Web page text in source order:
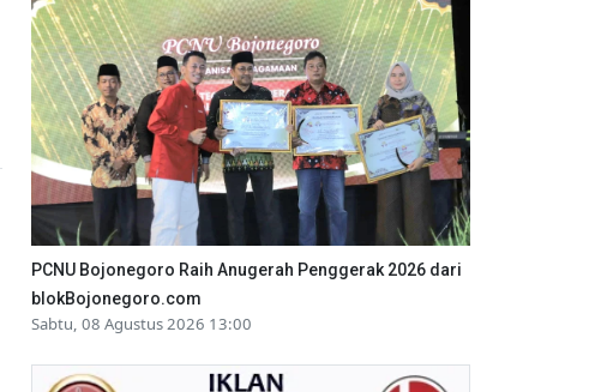
PCNU Bojonegoro Raih Anugerah Penggerak 2026 dari
blokBojonegoro.com
Sabtu, 08 Agustus 2026 13:00